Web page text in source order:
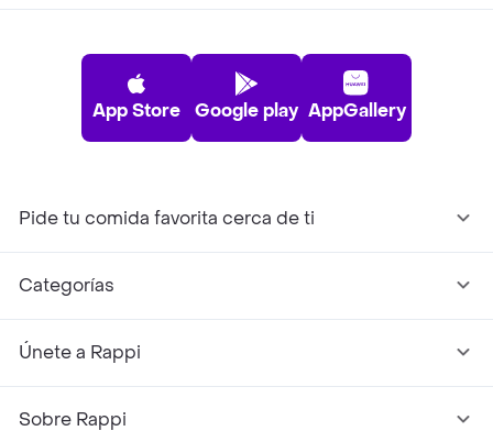
App Store Google play AppGallery
Pide tu comida favorita cerca de ti
Categorías
Únete a Rappi
Sobre Rappi